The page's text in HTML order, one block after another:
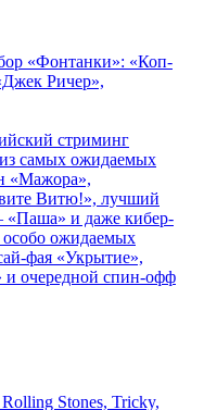
«Фонтанки»: «Коп-
Ричер»,
стриминг
самых ожидаемых
«Мажора»,
Витю!», лучший
«Паша» и даже кибер-
ожидаемых
фая «Укрытие»,
и очередной спин-офф
Stones, Tricky,